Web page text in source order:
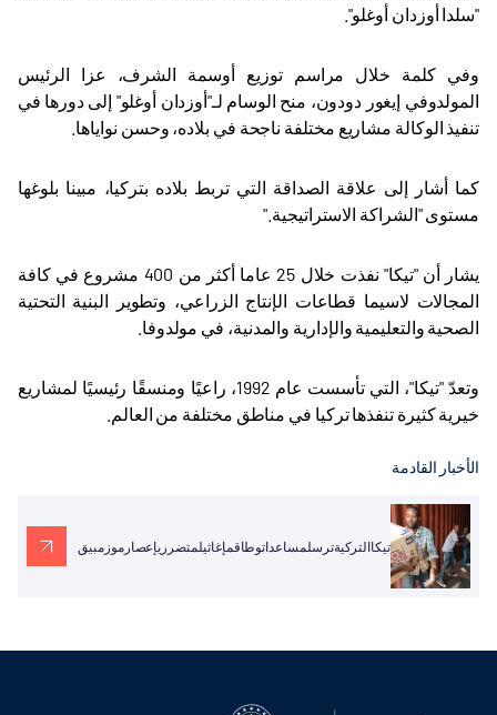
"سلدا أوزدان أوغلو".
وفي كلمة خلال مراسم توزيع أوسمة الشرف، عزا الرئيس
المولدوفي إيغور دودون، منح الوسام لـ"أوزدان أوغلو" إلى دورها في
تنفيذ الوكالة مشاريع مختلفة ناجحة في بلاده، وحسن نواياها
كما أشار إلى علاقة الصداقة التي تربط بلاده بتركيا، مبينا بلوغها
مستوى "الشراكة الاستراتيجية ".
يشار أن "تيكا" نفذت خلال 25 عاما أكثر من 400 مشروع في كافة
المجالات لاسيما قطاعات الإنتاج الزراعي، وتطوير البنية التحتية
الصحية والتعليمية والإدارية والمدنية، في مولدوفا
وتعدّ "تيكا"، التي تأسست عام 1992، راعيًا ومنسقًا رئيسيًا لمشاريع
خيرية كثيرة تنفذها تركيا في مناطق مختلفة من العالم
الأخبار القادمة
تيكاالتركيةترسلمساعداتوطاقمإغاثيلمتضرريإعصارموزمبيق